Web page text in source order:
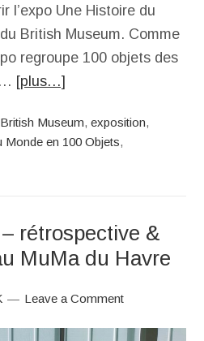
l’expo Une Histoire du
British Museum. Comme
regroupe 100 objets des
[plus…]
British Museum,exposition,
Monde en 100 Objets,
rétrospective &
MuMa du Havre
Leave a Comment